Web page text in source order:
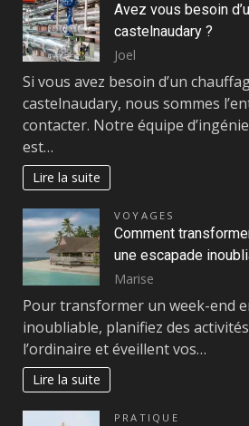
Avez vous besoin
castelnaudary ?
Joel
Si vous avez besoin d’un
castelnaudary, nous sommes
contacter. Notre équipe
est…
Lire la suite
VOYAGES
Comment
une escapade
Marise
Pour transformer un week-end
inoubliable, planifiez des
l’ordinaire et éveillent vos…
Lire la suite
PRATIQUE